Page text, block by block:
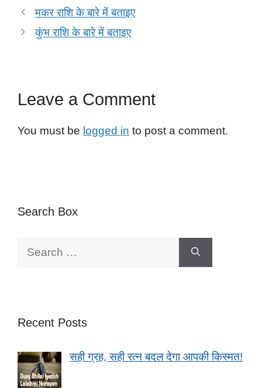
o
o
p
p
n
मकर राशि के बारे में बताइए
कुंभ राशि के बारे में बताइए
Leave a Comment
You must be logged in to post a comment.
Search Box
Recent Posts
सही ग्रह, सही रत्न बदल देगा आपकी किस्मत!